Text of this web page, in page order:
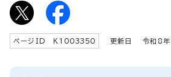
ページID K 1003350 更新日 令和8